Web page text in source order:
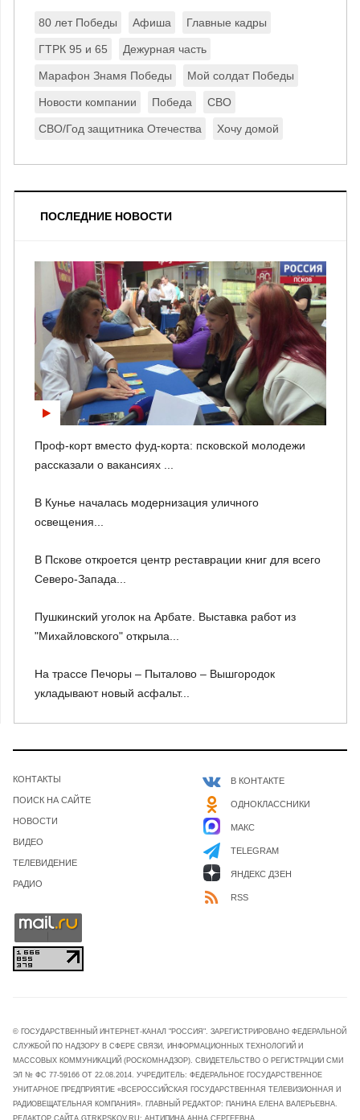
80 лет Победы Афиша Главные кадры
ГТРК 95 и 65 Дежурная часть
Марафон Знамя Победы Мой солдат Победы
Новости компании Победа СВО
СВО/Год защитника Отечества Хочу домой
ПОСЛЕДНИЕ НОВОСТИ
Проф-корт вместо фуд-корта: псковской молодежи
рассказали о вакансиях ...
В Кунье началась модернизация уличного
освещения...
В Пскове откроется центр реставрации книг для всего
Северо-Запада...
Пушкинский уголок на Арбате. Выставка работ из
"Михайловского" открыла...
На трассе Печоры – Пыталово – Вышгородок
укладывают новый асфальт...
КОНТАКТЫ
ПОИСК НА САЙТЕ
НОВОСТИ
ВИДЕО
ТЕЛЕВИДЕНИЕ
РАДИО
В КОНТАКТЕ
ОДНОКЛАССНИКИ
МАКС
TELEGRAM
ЯНДЕКС ДЗЕН
RSS
© ГОСУДАРСТВЕННЫЙ ИНТЕРНЕТ-КАНАЛ "РОССИЯ". ЗАРЕГИСТРИРОВАНО ФЕДЕРАЛЬНОЙ
СЛУЖБОЙ ПО НАДЗОРУ В СФЕРЕ СВЯЗИ, ИНФОРМАЦИОННЫХ ТЕХНОЛОГИЙ И
МАССОВЫХ КОММУНИКАЦИЙ (РОСКОМНАДЗОР). СВИДЕТЕЛЬСТВО О РЕГИСТРАЦИИ СМИ
ЭЛ № ФС 77-59166 ОТ 22.08.2014. УЧРЕДИТЕЛЬ: ФЕДЕРАЛЬНОЕ ГОСУДАРСТВЕННОЕ
УНИТАРНОЕ ПРЕДПРИЯТИЕ «ВСЕРОССИЙСКАЯ ГОСУДАРСТВЕННАЯ ТЕЛЕВИЗИОННАЯ И
РАДИОВЕЩАТЕЛЬНАЯ КОМПАНИЯ». ГЛАВНЫЙ РЕДАКТОР: ПАНИНА ЕЛЕНА ВАЛЕРЬЕВНА.
РЕДАКТОР САЙТА GTRKPSKOV.RU: АНТИПИНА АННА СЕРГЕЕВНА.